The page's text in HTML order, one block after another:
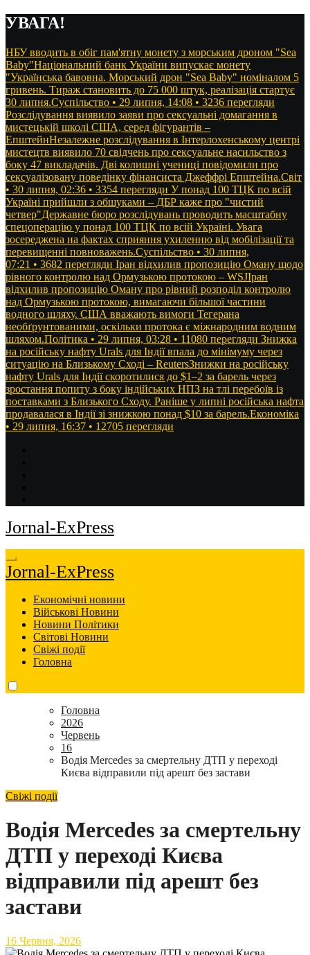
Перейти
до
УВАГА!
НБУ вводить в обіг пам'ятну монету з морським дроном "Sea
Baby"Національний банк України випускає монету
"Українська бавовна. Морський дрон "Sea Baby" номіналом 5
гривень. Тираж становить до 75 000 штук, реалізація стартує
30 липня.Суспільство • 29 липня, 14:08 • 3236 перегляди
Розслідування виявило заяви про сексуальні домагання в
мистецькій школі США, серед фігурантів –
ЕпштейнНезалежне розслідування в Інтерлохенському центрі
мистецтв виявило 70 свідчень про сексуальне насильство з
боку 47 викладачів. Дві колишні учениці повідомили про
сексуалізовану поведінку фінансиста Джеффрі Епштейна.Світ
• 30 липня, 02:36 • 3354 перегляди У понад 100 ТЦК по всій
Україні прийшли з обшуками – ДБР каже про "чистий
четвер"Державне бюро розслідувань проводить масштабну
спецоперацію у понад 100 ТЦК по всій Україні. Увага
зосереджена на фактах сприяння ухиленню від мобілізації та
перевищенні повноважень.Суспільство • 30 липня,
07:21 • 3682 перегляди Іран відхилив пропозицію Оману щодо
рівного контролю над Ормузькою протокою – WSJІран
відхилив пропозицію Оману про рівний розподіл контролю
над Ормузькою протокою, вимагаючи більшої частини
водного шляху. США вважають вимоги Тегерана
необґрунтованими, оскільки протока є міжнародним водним
шляхом.Політика • 29 липня, 03:28 • 11080 перегляди Знижка
на російську нафту Urals для Індії впала до мінімуму через
ситуацію на Близькому Сході – ReutersЗнижки на російську
нафту Urals для Індії скоротилися до $1–2 за барель через
зростання попиту з боку індійських НПЗ на тлі перебоїв із
поставками з Близького Сходу. Раніше у липні російська нафта
продавалася в Індії зі знижкою понад $10 за барель.Економіка
• 29 липня, 16:37 • 12705 перегляди
Jornal-ExPress
Jornal-ExPress
Економічні новини
Військові Новини
Новини Політики
Світові Новини
Свіжі події
Головна
Головна
2026
Червень
16
Водія Mercedes за смертельну ДТП у переході
Києва відправили під арешт без застави
Свіжі події
Водія Mercedes за смертельну
ДТП у переході Києва
відправили під арешт без
застави
16 Червня, 2026